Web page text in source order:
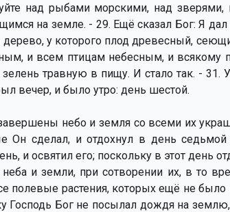
над рыбами морскими, над
на земле. - 29. Ещё сказал Бог: Я дал
дерево, у которого плод древесный,
и всем птицам небесным, и всякому
травную в пищу. И стало так. - 31.
вечер, и было утро: день шестой.
небо и земля со всеми их
Он сделал, и отдохнул в день
и освятил его; поскольку в этот день
и земли, при сотворении их, в то
полевые растения, которых ещё не
Господь Бог не посылал дождя на